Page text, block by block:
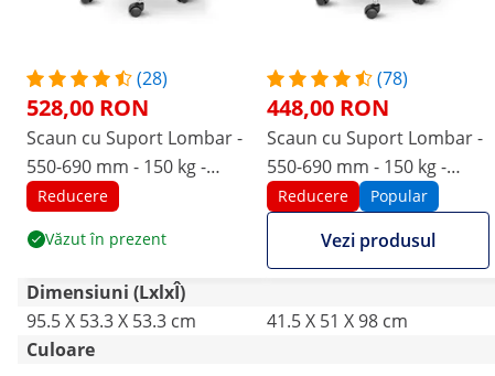
(28)
528,00 RON
Scaun cu Suport Lombar -
550-690 mm - 150 kg -
Beige
Reducere
Văzut în prezent
(78)
448,00 RON
Scaun cu Suport Lombar -
550-690 mm - 150 kg -
Black
Reducere Popular
Vezi produsul
Dimensiuni (LxlxÎ)
95.5 X 53.3 X 53.3 cm
41.5 X 51 X 98 cm
Culoare